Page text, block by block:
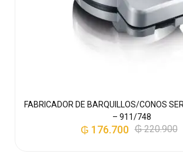
FABRICADOR DE BARQUILLOS/CONOS
– 911/748
₲220.900
₲ 176.700